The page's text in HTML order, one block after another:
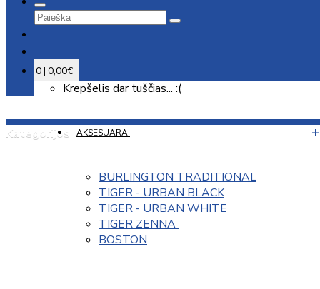
0 | 0,00€
Krepšelis dar tuščias... :(
Kategorijos AKSESUARAI
BURLINGTON TRADITIONAL
TIGER - URBAN BLACK
TIGER - URBAN WHITE
TIGER ZENNA
BOSTON